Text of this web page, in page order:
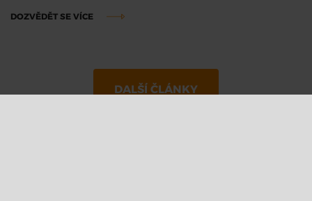
DOZVĚDĚT SE VÍCE
DALŠÍ ČLÁNKY